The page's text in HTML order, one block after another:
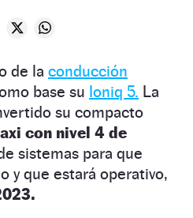
de la conducción
base su Ioniq 5. La
su compacto
con nivel 4 de
sistemas para que
y que estará operativo,